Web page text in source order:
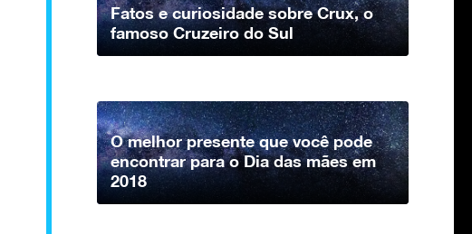
Fatos e curiosidade sobre Crux, o
famoso Cruzeiro do Sul
O melhor presente que você pode
encontrar para o Dia das mães em
2018